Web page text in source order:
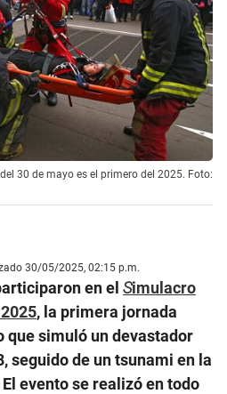
30 de mayo es el primero del 2025. Foto:
30/05/2025, 02:15 p.m.
en el Simulacro
, la primera jornada
que simuló un devastador
seguido de un tsunami en la
evento se realizó en todo